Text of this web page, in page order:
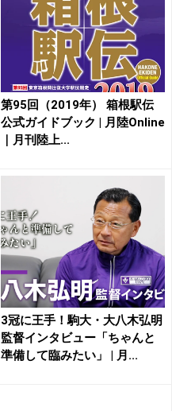
第95回（2019年） 箱根駅伝
公式ガイドブック | 月陸Online
｜月刊陸上...
3冠に王手！駒大・大八木弘明
監督インタビュー「ちゃんと
準備して臨みたい」 | 月...